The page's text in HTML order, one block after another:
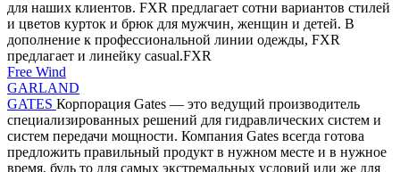
для наших клиентов. FXR предлагает сотни вариантов стилей
и цветов курток и брюк для мужчин, женщин и детей. В
дополнение к профессиональной линии одежды, FXR
предлагает и линейку casual.FXR
Free Wind
GARLAND
GATES Корпорация Gates — это ведущий производитель
специализированных решений для гидравлических систем и
систем передачи мощности. Компания Gates всегда готова
предложить правильный продукт в нужном месте и в нужное
время, будь то для самых экстремальных условий или же для